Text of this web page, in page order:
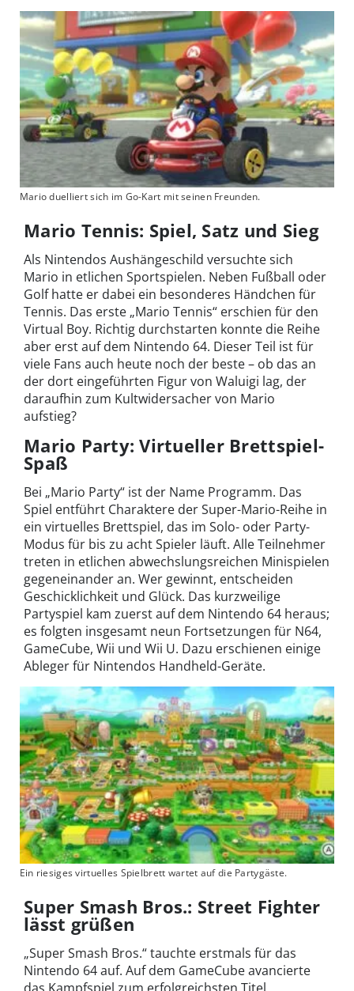
Mario duelliert sich im Go-Kart mit seinen Freunden.
Mario Tennis: Spiel, Satz und Sieg
Als Nintendos Aushängeschild versuchte sich
Mario in etlichen Sportspielen. Neben Fußball oder
Golf hatte er dabei ein besonderes Händchen für
Tennis. Das erste „Mario Tennis“ erschien für den
Virtual Boy. Richtig durchstarten konnte die Reihe
aber erst auf dem Nintendo 64. Dieser Teil ist für
viele Fans auch heute noch der beste – ob das an
der dort eingeführten Figur von Waluigi lag, der
daraufhin zum Kultwidersacher von Mario
aufstieg?
Mario Party: Virtueller Brettspiel-
Spaß
Bei „Mario Party“ ist der Name Programm. Das
Spiel entführt Charaktere der Super-Mario-Reihe in
ein virtuelles Brettspiel, das im Solo- oder Party-
Modus für bis zu acht Spieler läuft. Alle Teilnehmer
treten in etlichen abwechslungsreichen Minispielen
gegeneinander an. Wer gewinnt, entscheiden
Geschicklichkeit und Glück. Das kurzweilige
Partyspiel kam zuerst auf dem Nintendo 64 heraus;
es folgten insgesamt neun Fortsetzungen für N64,
GameCube, Wii und Wii U. Dazu erschienen einige
Ableger für Nintendos Handheld-Geräte.
Ein riesiges virtuelles Spielbrett wartet auf die Partygäste.
Super Smash Bros.: Street Fighter
lässt grüßen
„Super Smash Bros.“ tauchte erstmals für das
Nintendo 64 auf. Auf dem GameCube avancierte
das Kampfspiel zum erfolgreichsten Titel,